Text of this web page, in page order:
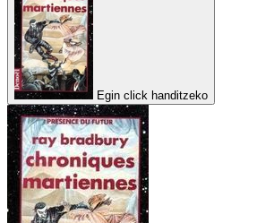
Egin click handitzeko